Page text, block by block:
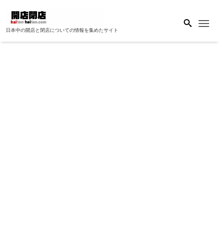
日本中の開店と閉店についての情報を集めたサイト